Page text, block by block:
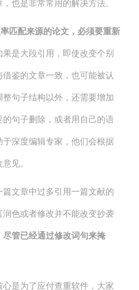
也是非常常用的解决方法。
匹配来源的论文，必须要重新
果是大段引用，即使改变个别
鉴的文章一致，也可能被认
句子结构以外，还需要增加
句子删除，或者用自己的语
深度编辑专家，他们会根据
见。
文章中过多引用一篇文献的
色或者修改并不能改变抄袭
管已经通过修改词句来掩
是为了应付查重软件，大家